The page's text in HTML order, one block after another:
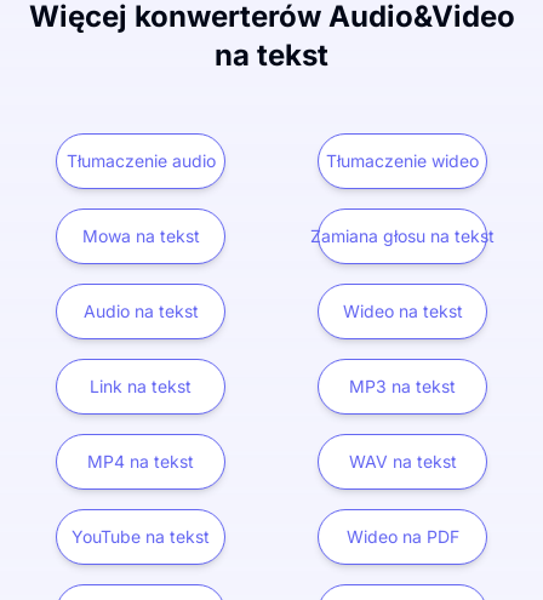
Więcej konwerterów Audio&Video
na tekst
Tłumaczenie audio Tłumaczenie wideo
Mowa na tekst Zamiana głosu na tekst
Audio na tekst Wideo na tekst
Link na tekst MP3 na tekst
MP4 na tekst WAV na tekst
YouTube na tekst Wideo na PDF